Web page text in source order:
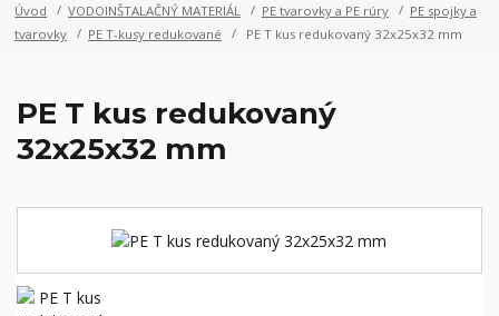
Úvod VODOINŠTALAČNÝ MATERIÁL PE tvarovky a PE rúry
PE spojky a
tvarovky
PE T-kusy redukované PE T kus redukovaný 32x25x32 mm
PE T kus redukovaný
32x25x32 mm